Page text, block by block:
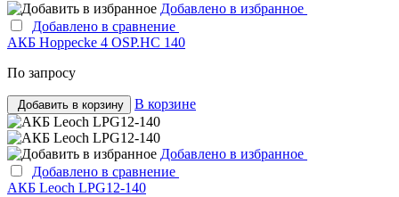
Добавлено в избранное
Добавлено в сравнение
АКБ Hoppecke 4 OSP.HC 140
По запросу
Добавить в корзину В корзине
Добавлено в избранное
Добавлено в сравнение
АКБ Leoch LPG12-140